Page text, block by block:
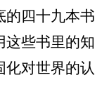
四十九本书
这些书里的知
化对世界的认